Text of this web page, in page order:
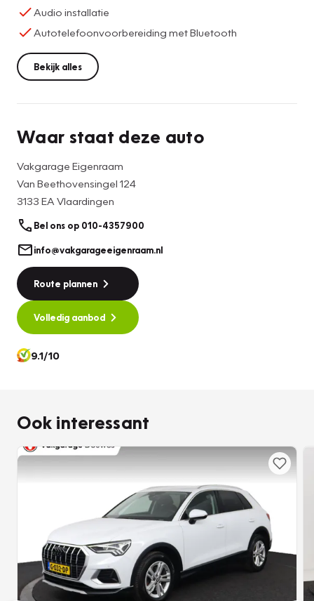
Audio installatie
Autotelefoonvoorbereiding met Bluetooth
Bekijk alles
Waar staat deze auto
Vakgarage Eigenraam
Van Beethovensingel 124
3133 EA Vlaardingen
Bel ons op 010-4357900
info@vakgarageeigenraam.nl
Route plannen
Volledig aanbod
9.1/10
Ook interessant